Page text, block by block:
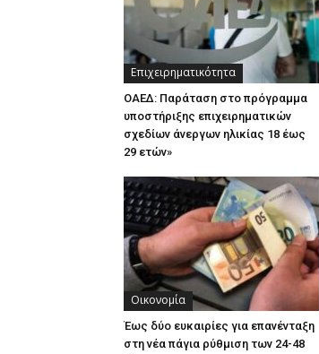
Επιχειρηματικότητα
ΟΑΕΔ: Παράταση στο πρόγραμμα
υποστήριξης επιχειρηματικών
σχεδίων άνεργων ηλικίας 18 έως
29 ετών»
Οικονομία
Έως δύο ευκαιρίες για επανένταξη
στη νέα πάγια ρύθμιση των 24-48